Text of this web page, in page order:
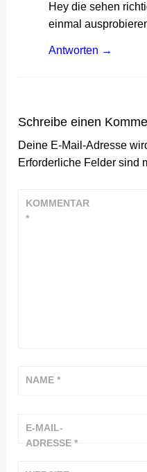
Hey die sehen
einmal
Antworten
Schreibe einen
Deine E-Mail-Adresse
Erforderliche Felder sind
KOMMENTAR
*
NAME*
E-MAIL-
ADRESSE*